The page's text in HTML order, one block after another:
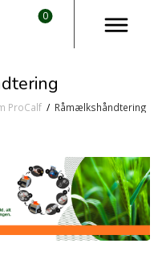
ProCalf / Råmælkshåndtering
0